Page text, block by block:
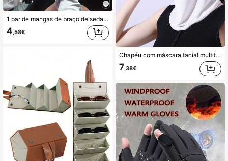
1 par de mangas de braço de seda gelada com proteção UV para desportos ao ar livre no verão, mangas de braço unissexo respiráveis anti-UV, mangas de braço com proteção solar para ciclismo e condução, mangas de braço finas de cor sólida com alta elasticidade para montanhismo com design solto sem dedos, luvas de proteção solar unissexo na moda
4,58€
Chapéu com máscara facial multifuncional, respirável e de secagem rápida (1 unidade), ideal para ciclismo/bicicleta elétrica no verão. Máscara facial de seda gelada, com véu removível, para uso externo e proteção UV. Máscara de esqui vazada com aba larga.
7,38€